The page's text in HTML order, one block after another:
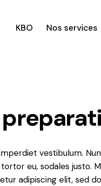
KBO Nos services
vestibulum.
eu, sodales justo.
adipiscing elit, sed